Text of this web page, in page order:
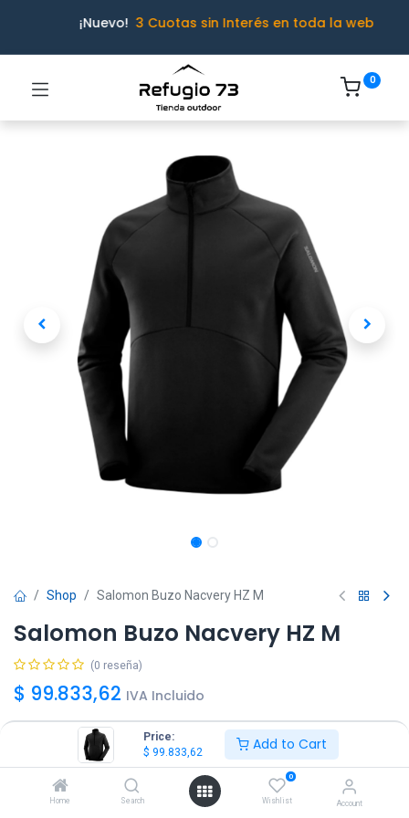
Price:
$ 99.833,62 Add to Cart
Home Search
0
Wishlist Account
¡Nuevo! 3 Cuotas sin Interés en toda la web
0
Shop Salomon Buzo Nacvery HZ M
Salomon Buzo Nacvery HZ M
(0 reseña)
$ 99.833,62 IVA Incluido
XXL